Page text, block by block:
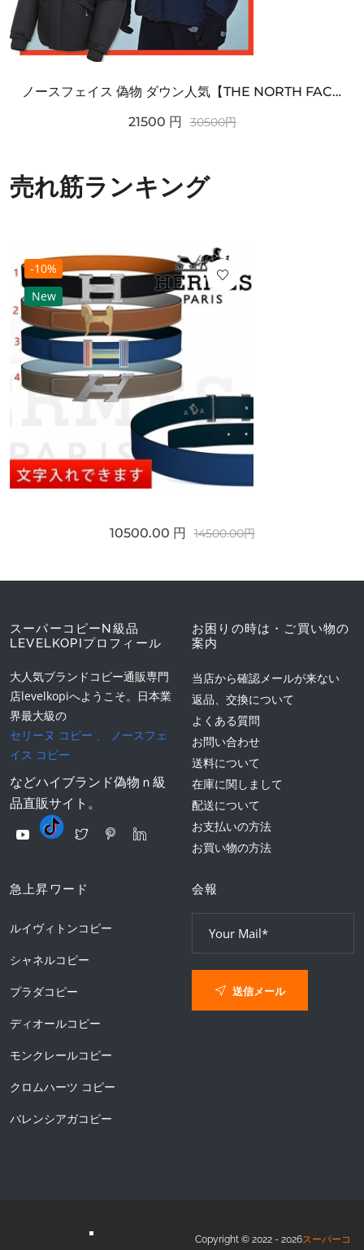
ノースフェイス 偽物 ダウン人気【THE NORTH FACE】M'S 7 SUMMIT HIM...
21500 円 30500円
売れ筋ランキング
-10%
New
10500.00 円 14500.00円
スーパーコピーN級品
LEVELKOPIプロフィール
大人気ブランドコピー通販専門
店levelkopiへようこそ。日本業
界最大級の
セリーヌ コピー 、
ノースフェ
イス コピー
などハイブランド偽物ｎ級
品直販サイト。
お困りの時は・ご買い物の
案内
当店から確認メールが来ない
返品、交換について
よくある質問
お問い合わせ
送料について
在庫に関しまして
配送について
お支払いの方法
お買い物の方法
急上昇ワード
ルイヴィトンコピー
シャネルコピー
プラダコピー
ディオールコピー
モンクレールコピー
クロムハーツ コピー
バレンシアガコピー
会報
送信メール
Copyright © 2022 - 2026スーパーコ